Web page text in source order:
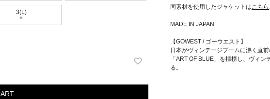
3(L)
×
同素材を使用したジャケットはこちら
MADE IN JAPAN
【GOWEST / ゴーウエスト】
日本がヴィンテージブームに沸く直
「ART OF BLUE」を標榜し、ヴィ
る。